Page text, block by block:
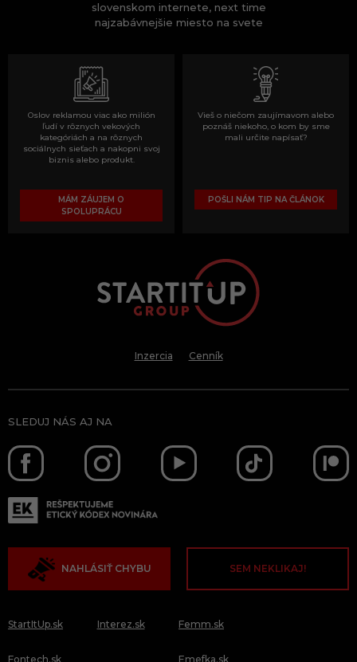
slovenskom internete, next time
najzabávnejšie miesto na svete
Oslov reklamou viac ako milión
ľudí v rôznych vekových
kategóriách a na rôznych
sociálnych sieťach a nakopni svoj
biznis alebo produkt.
MÁM ZÁUJEM O
SPOLUPRÁCU
Vieš o niečom zaujímavom alebo
poznáš niekoho, o kom by sme
mali určite napísať?
POŠLI NÁM TIP NA ČLÁNOK
Inzercia Cenník
SLEDUJ NÁS AJ NA
NAHLÁSIŤ CHYBU SEM NEKLIKAJ!
StartItUp.sk
Fontech.sk
Interez.sk Femm.sk
Emefka.sk